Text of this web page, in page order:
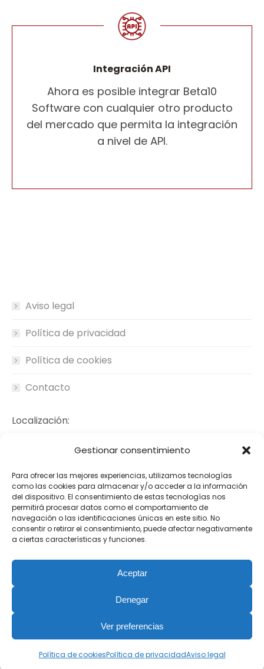
Gestionar consentimiento
Para ofrecer las mejores experiencias, utilizamos tecnologías
como las cookies para almacenar y/o acceder a la información
del dispositivo. El consentimiento de estas tecnologías nos
permitirá procesar datos como el comportamiento de
navegación o las identificaciones únicas en este sitio. No
consentir o retirar el consentimiento, puede afectar negativamente
a ciertas características y funciones.
Aceptar
Denegar
Ver preferencias
Política de cookiesPolítica de privacidadAviso legal
Integración API
Ahora es posible integrar Beta10
Software con cualquier otro producto
del mercado que permita la integración
a nivel de API.
Aviso legal
Política de privacidad
Política de cookies
Contacto
Localización:
P.I. Trévenez. 29590 Málaga
Email:
info@beta10.es
Teléfono:
Horario: